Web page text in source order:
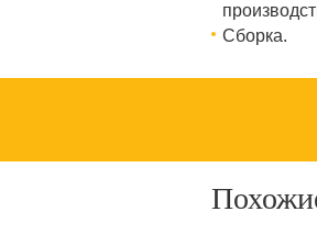
Сборка.